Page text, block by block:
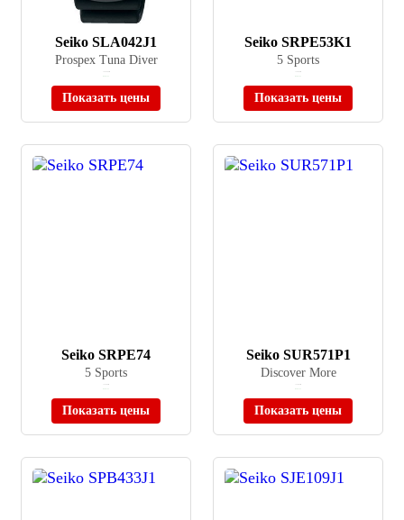
Seiko SLA042J1
Prospex Tuna Diver
Показать цены
Seiko SRPE53K1
5 Sports
Показать цены
Seiko SRPE74
5 Sports
Показать цены
Seiko SUR571P1
Discover More
Показать цены